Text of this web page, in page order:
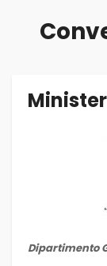
Dipartimento